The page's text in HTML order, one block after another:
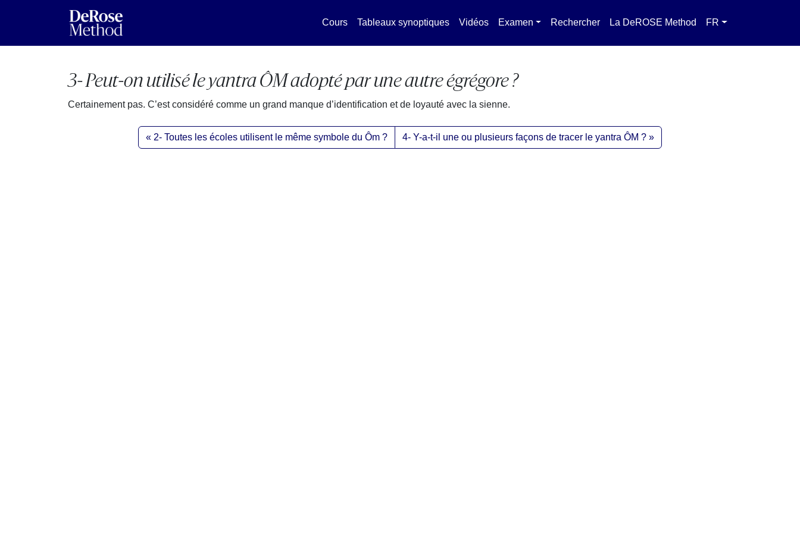
Cours Tableaux synoptiques Vidéos Examen Rechercher La DeROSE Method FR
3- Peut-on utilisé le yantra ÔM adopté par une autre égrégore ?
Certainement pas. C’est considéré comme un grand manque d’identification et de loyauté avec la sienne.
2- Toutes les écoles utilisent le même symbole du Ôm ? 4- Y-a-t-il une ou plusieurs façons de tracer le yantra ÔM ?